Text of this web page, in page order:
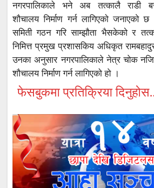
नगरपालिकाले भने अब तत्कालै राडी
शौचालय निर्माण गर्न लागिएको जनाएको छ
समिती गठन गरि साम्झौता भैसकेको र
निमित्त प्रमुख प्रशासकिय अधिकृत
उनका अनुसार नगरपालिकाले नेत्र चोक
शौचालय निर्माण गर्न लागिएको हो ।
फेसबुकमा प्रतिक्रिया